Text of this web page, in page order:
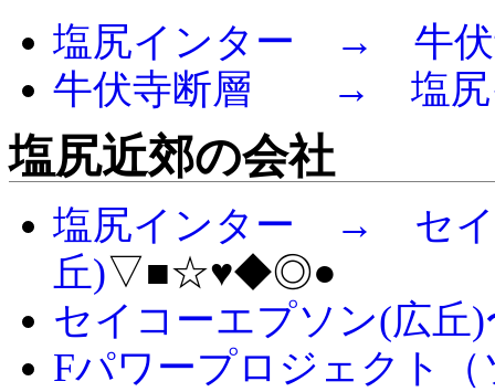
塩尻インター → 牛伏
牛伏寺断層 → 塩尻
塩尻近郊の会社
塩尻インター → セイ
丘)▽■☆♥◆◎●
セイコーエプソン(広丘
Fパワープロジェクト